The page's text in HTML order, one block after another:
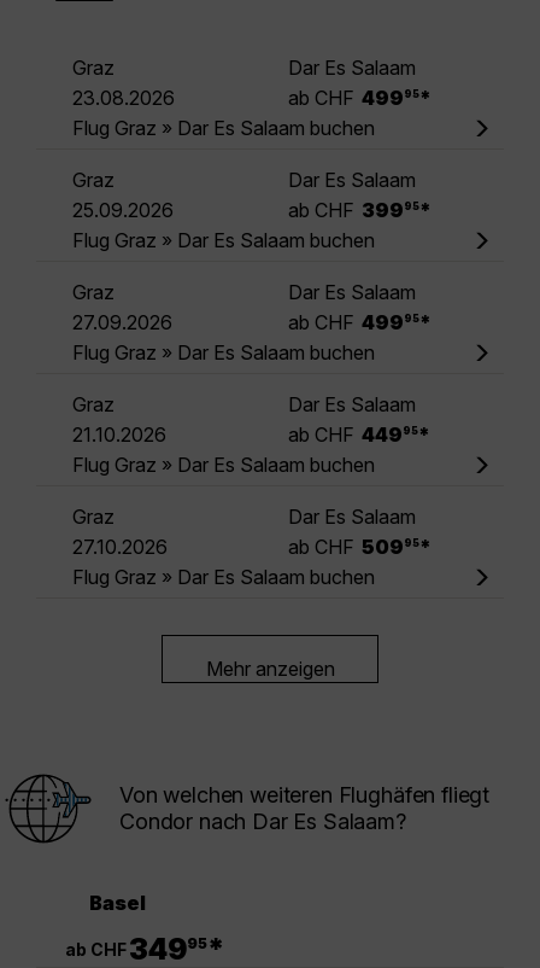
Graz
Dar Es Salaam
23.08.2026
ab CHF 499 95 *
Flug Graz » Dar Es Salaam buchen
Graz
Dar Es Salaam
25.09.2026
ab CHF 399 95 *
Flug Graz » Dar Es Salaam buchen
Graz
Dar Es Salaam
27.09.2026
ab CHF 499 95 *
Flug Graz » Dar Es Salaam buchen
Graz
Dar Es Salaam
21.10.2026
ab CHF 449 95 *
Flug Graz » Dar Es Salaam buchen
Graz
Dar Es Salaam
27.10.2026
ab CHF 509 95 *
Flug Graz » Dar Es Salaam buchen
Mehr anzeigen
Von welchen weiteren Flughäfen fliegt
Condor nach Dar Es Salaam?
Basel
ab CHF34995*